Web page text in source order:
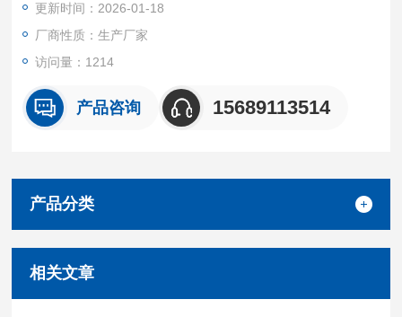
更新时间：2026-01-18
厂商性质：生产厂家
访问量：1214
产品咨询 15689113514
产品分类
相关文章